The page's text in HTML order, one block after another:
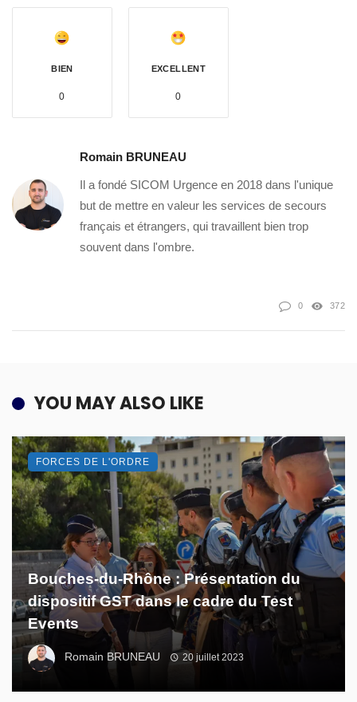
BIEN
0
EXCELLENT
0
Romain BRUNEAU
Il a fondé SICOM Urgence en 2018 dans l'unique
but de mettre en valeur les services de secours
français et étrangers, qui travaillent bien trop
souvent dans l'ombre.
0 372
YOU MAY ALSO LIKE
Bouches-du-Rhône : Présentation du
dispositif GST dans le cadre du Test
Events
Romain BRUNEAU 20 juillet 2023
FORCES DE L'ORDRE